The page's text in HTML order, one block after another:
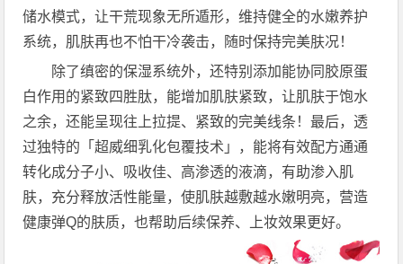
储水模式，让干荒现象无所遁形，维持健全的水嫩养护
系统，肌肤再也不怕干冷袭击，随时保持完美肤况！
除了缜密的保湿系统外，还特别添加能协同胶原蛋
白作用的紧致四胜肽，能增加肌肤紧致，让肌肤于饱水
之余，还能呈现往上拉提、紧致的完美线条！最后，透
过独特的「超威细乳化包覆技术」，能将有效配方通通
转化成分子小、吸收佳、高渗透的液滴，有助渗入肌
肤，充分释放活性能量，使肌肤越敷越水嫩明亮，营造
健康弹Q的肤质，也帮助后续保养、上妆效果更好。